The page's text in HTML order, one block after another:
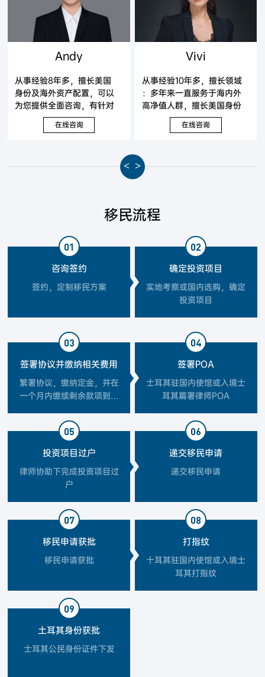
Andy
从事经验8年多，擅长美国
身份及海外资产配置，可以
为您提供全面咨询，有针对
性地提出解决方案。
在线咨询
Vivi
从事经验10年多，擅长领域
：多年来一直服务于海内外
高净值人群，擅长美国身份
及海外资产配置，可以为您
提供全面咨询，有针对性地
在线咨询
< >
移民流程
01
咨询签约
签约，定制移民方案
02
确定投资项目
实地考察或国内选购，确定
投资项目
03
签署协议并缴纳相关费用
繁署协议，缴纳定金，并在
一个月内缴续剩余款项到指
04
签署POA
士耳其驻国内使馆或入境士
耳其篇署律师POA
05
投资项目过户
律师协助下完成投资项目过
户
06
递交移民申请
递交移民申请
07
移民申请获批
移民申请获批
08
打指纹
十耳其驻国内使馆或入境士
耳其打指纹
09
土耳其身份获批
士耳其公民身份证件下发